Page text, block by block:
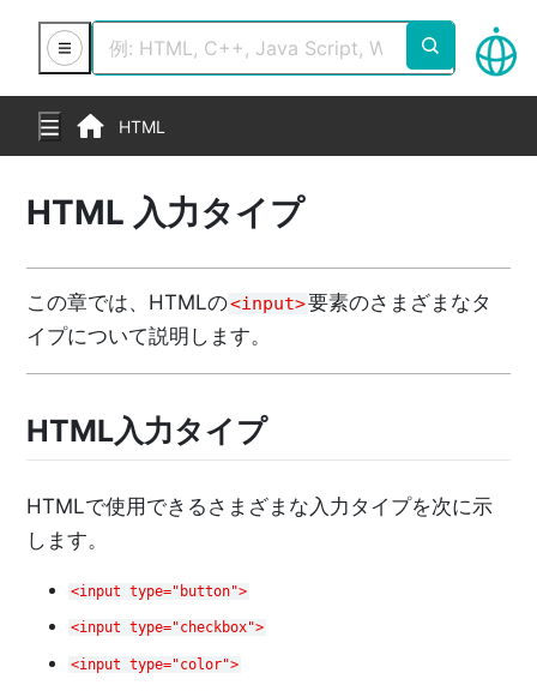
HTML
HTML 入力タイプ
この章では、HTMLの<input>要素のさまざまなタ
イプについて説明します。
HTML入力タイプ
HTMLで使用できるさまざまな入力タイプを次に示
します。
<input type="button">
<input type="checkbox">
<input type="color">